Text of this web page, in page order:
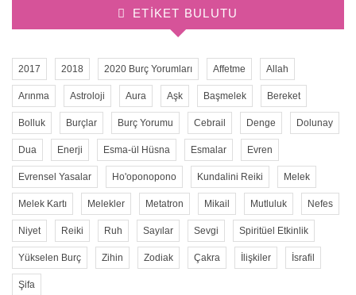
ETIKET BULUTU
2017 2018 2020 Burç Yorumları Affetme Allah
Arınma Astroloji Aura Aşk Başmelek Bereket
Bolluk Burçlar Burç Yorumu Cebrail Denge Dolunay
Dua Enerji Esma-ül Hüsna Esmalar Evren
Evrensel Yasalar Ho'oponopono Kundalini Reiki Melek
Melek Kartı Melekler Metatron Mikail Mutluluk Nefes
Niyet Reiki Ruh Sayılar Sevgi Spiritüel Etkinlik
Yükselen Burç Zihin Zodiak Çakra İlişkiler İsrafil
Şifa